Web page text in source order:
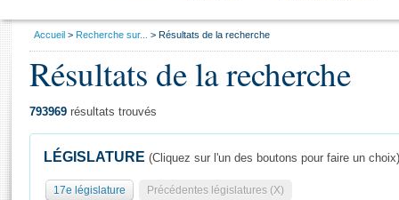
Général
Vous
Accueil Recherche sur... Résultats de la recherche
Résultats de la recherche
793969 résultats trouvés
LÉGISLATURE (Cliquez sur l'un des boutons pour faire un choix)
17e législature Précédentes législatures (X)